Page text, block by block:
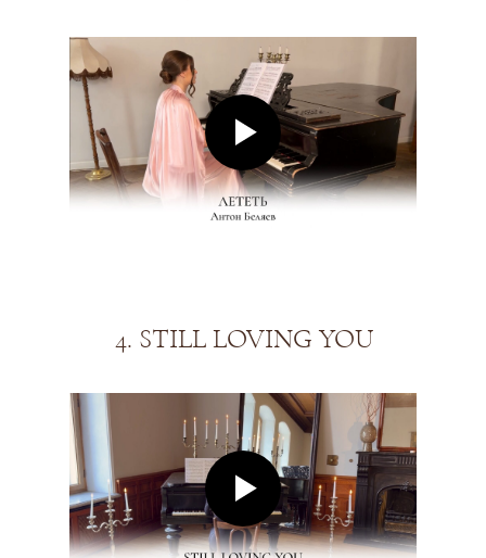
4. STILL LOVING YOU